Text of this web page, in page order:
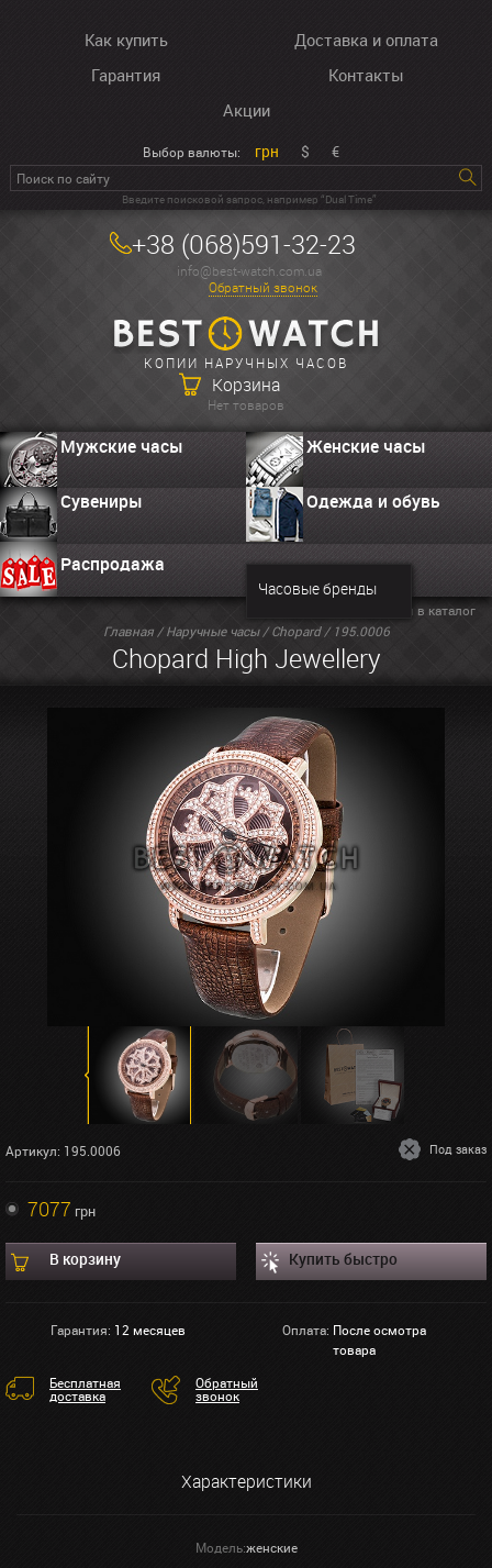
Как купить
Доставка и оплата
Гарантия
Контакты
Акции
Выбор валюты: грн $ €
Введите поисковой запрос, например “Dual Time”
+38 (068)591-32-23
info@best-watch.com.ua
Обратный звонок
КОПИИ НАРУЧНЫХ ЧАСОВ
Корзина
Нет товаров
Мужские часы Женские часы
Сувениры Одежда и обувь
Распродажа
Часовые бренды
Главная/Наручные часы/Chopard/ 195.0006
Chopard High Jewellery
Вернуться в каталог
Артикул: 195.0006 Под заказ
7077 грн
В корзину Купить быстро
Гарантия: 12 месяцев Оплата: После осмотра
товара
Бесплатная
доставка
Обратный
звонок
Характеристики
Модель:женские